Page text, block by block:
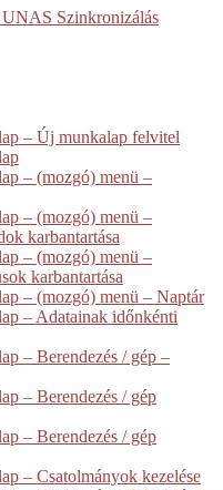
Szinkronizálás
– Új munkalap felvitel
– (mozgó) menü –
– (mozgó) menü –
karbantartása
– (mozgó) menü –
karbantartása
– (mozgó) menü – Naptár
– Adatainak időnkénti
– Berendezés / gép –
– Berendezés / gép
– Berendezés / gép
– Csatolmányok kezelése